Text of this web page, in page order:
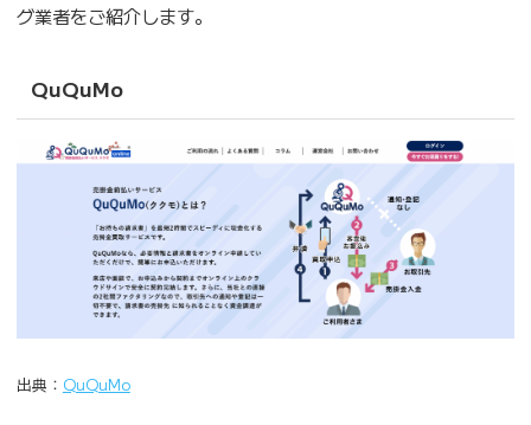
グ業者をご紹介します。
QuQuMo
出典： QuQuMo